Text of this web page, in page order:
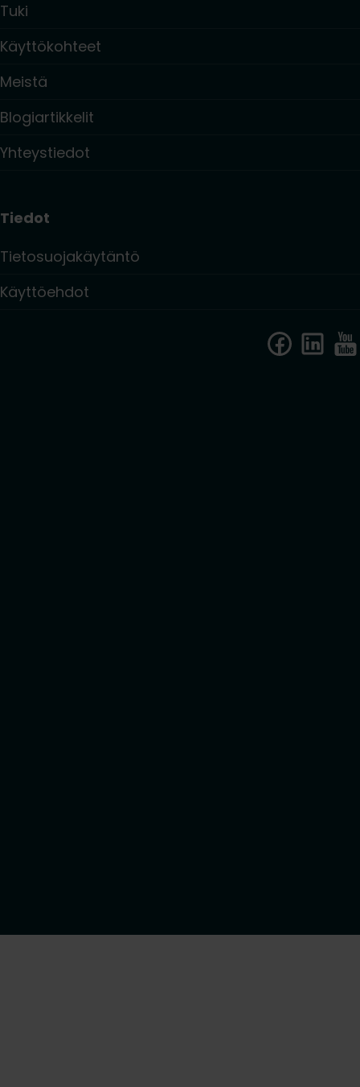
Tuki
Käyttökohteet
Meistä
Blogiartikkelit
Yhteystiedot
Tiedot
Tietosuojakäytäntö
Käyttöehdot